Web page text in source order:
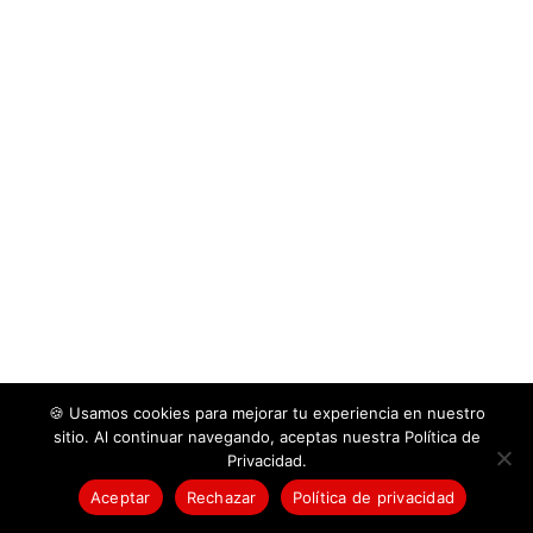
© 2026 Cruz Roja Colombiana Seccional Bolívar -
Todos los derechos reservados
🍪 Usamos cookies para mejorar tu experiencia en nuestro
sitio. Al continuar navegando, aceptas nuestra Política de
Privacidad.
Aceptar
Rechazar Política de privacidad